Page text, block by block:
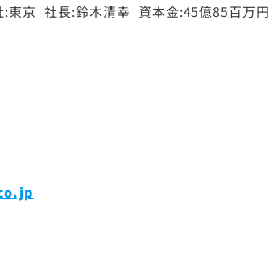
東京 社長:鈴木清幸 資本金:45億85百万円